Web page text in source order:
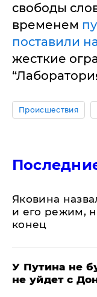
свободы
временем
поставили
жесткие
Происшествия
Яковина
и его режим,
конец
У Путина не
не уйдет с